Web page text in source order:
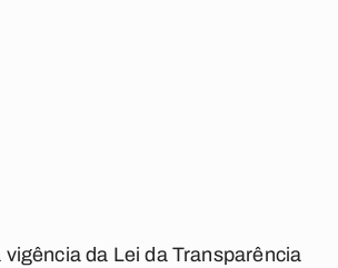
vigência da Lei da Transparência